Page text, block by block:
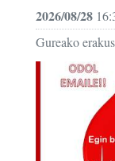
2026/08/28
Gureako